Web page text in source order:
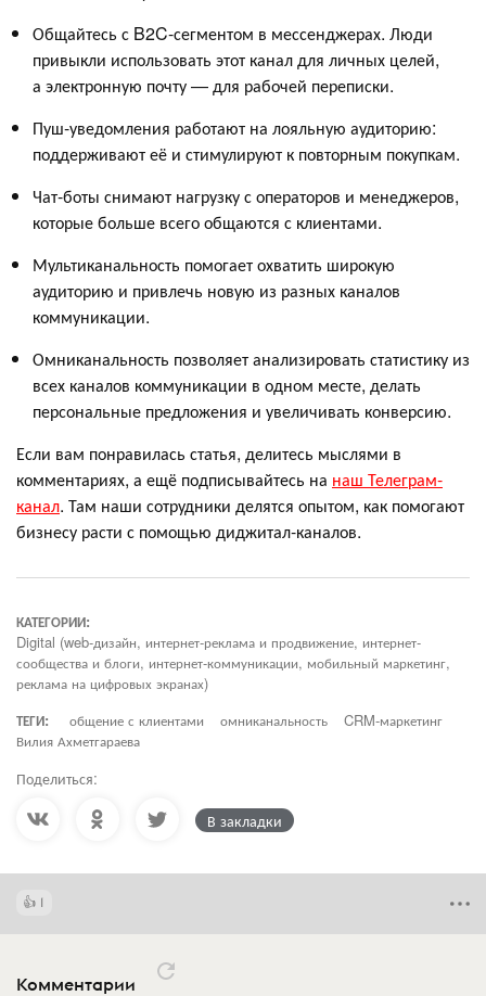
Общайтесь с B2C-сегментом в мессенджерах. Люди
привыкли использовать этот канал для личных целей,
а электронную почту — для рабочей переписки.
Пуш-уведомления работают на лояльную аудиторию:
поддерживают её и стимулируют к повторным покупкам.
Чат-боты снимают нагрузку с операторов и менеджеров,
которые больше всего общаются с клиентами.
Мультиканальность помогает охватить широкую
аудиторию и привлечь новую из разных каналов
коммуникации.
Омниканальность позволяет анализировать статистику из
всех каналов коммуникации в одном месте, делать
персональные предложения и увеличивать конверсию.
Если вам понравилась статья, делитесь мыслями в
комментариях, а ещё подписывайтесь на наш Телеграм-
канал. Там наши сотрудники делятся опытом, как помогают
бизнесу расти с помощью диджитал-каналов.
КАТЕГОРИИ:
Digital (web-дизайн, интернет-реклама и продвижение, интернет-
сообщества и блоги, интернет-коммуникации, мобильный маркетинг,
реклама на цифровых экранах)
ТЕГИ:
общение с клиентами омниканальность
CRM-маркетинг
Вилия Ахметгараева
Поделиться:
В закладки
1
Комментарии